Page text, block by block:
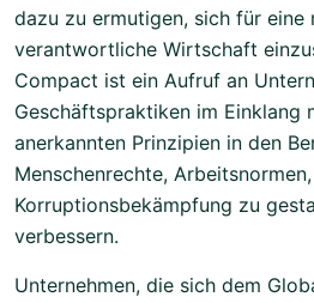
dazu zu ermutigen, sich für eine
verantwortliche Wirtschaft
Compact ist ein Aufruf an
Geschäftspraktiken im Einklang
anerkannten Prinzipien in den
Menschenrechte,
Korruptionsbekämpfung zu
verbessern.
Unternehmen, die sich dem